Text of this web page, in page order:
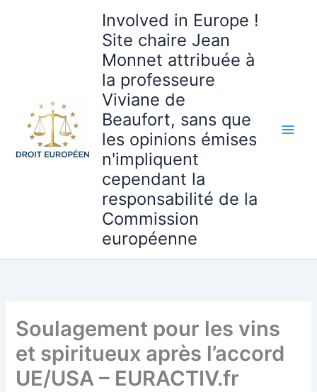
Involved in Europe !
Site chaire Jean
Monnet attribuée à
la professeure
Viviane de
Beaufort, sans que
les opinions émises
n'impliquent
cependant la
responsabilité de la
Commission
européenne
Soulagement pour les vins
et spiritueux après l’accord
UE/USA – EURACTIV.fr